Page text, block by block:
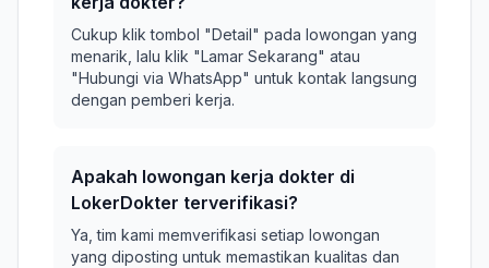
Cukup klik tombol "Detail" pada lowongan yang
menarik, lalu klik "Lamar Sekarang" atau
"Hubungi via WhatsApp" untuk kontak langsung
dengan pemberi kerja.
Apakah lowongan kerja dokter di
LokerDokter terverifikasi?
Ya, tim kami memverifikasi setiap lowongan
yang diposting untuk memastikan kualitas dan